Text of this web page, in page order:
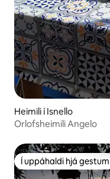
Heimili í Isnello
Orlofsheimili Angelo
Í uppáhaldi hjá gestum
Í uppáhaldi hjá gestum